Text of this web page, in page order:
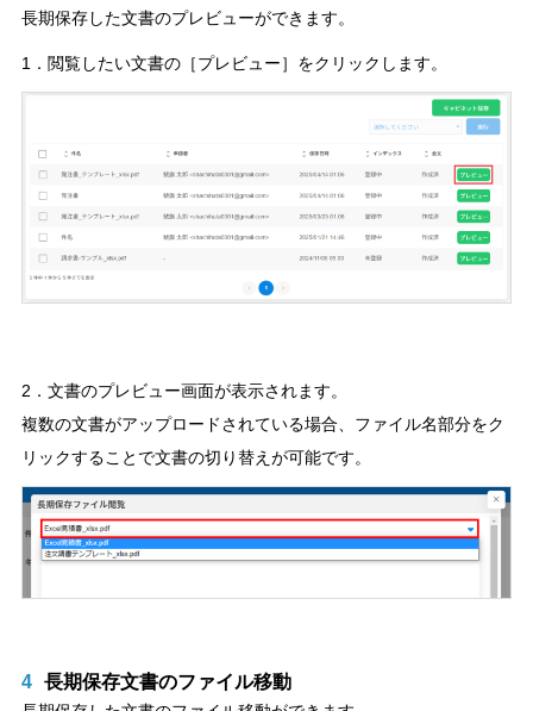
長期保存した文書のプレビューができます。
1．閲覧したい文書の［プレビュー］をクリックします。
2．文書のプレビュー画面が表示されます。
複数の文書がアップロードされている場合、ファイル名部分をク
リックすることで文書の切り替えが可能です。
4 長期保存文書のファイル移動